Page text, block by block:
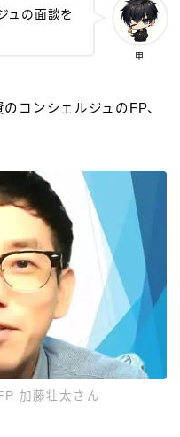
甲
ュの面談を
コンシェルジュのFP、
加藤壮太さん